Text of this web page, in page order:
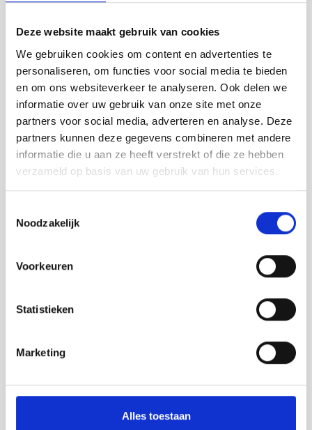
Deze website maakt gebruik van cookies
We gebruiken cookies om content en advertenties te
personaliseren, om functies voor social media te bieden
en om ons websiteverkeer te analyseren. Ook delen we
informatie over uw gebruik van onze site met onze
partners voor social media, adverteren en analyse. Deze
partners kunnen deze gegevens combineren met andere
informatie die u aan ze heeft verstrekt of die ze hebben
verzameld op basis van uw gebruik van hun services.
Noodzakelijk
Voorkeuren
Statistieken
Marketing
Alles toestaan
Het geeft rust
Dat was een hele klus. “Oei, dacht ik”, zegt Nathalie. En
Rody: “Het was veel werk. Maar wel waardevol omdat
deze periode ons vooral veel inzicht gaf in ons bedrijf. Als
je al tien jaar een bedrijf hebt, heb je al veel meer in kaart
gebracht. We moesten onze procedures, doelstellingen,
visie en strategie samen met Arie en Peta uitwerken. Dat
heeft ons bedrijf echt goed gedaan.” “En het geeft ook
rust, wetende dat we nu alles op een rijtje hebben”, vult
Nathalie aan. Er komt veel kijken als je een
Ruimte om te ondernemen
In het rijtje van Rody en Nathalie staat ook ‘ruimte voor
eigen creativiteit’. “Dat misten we zelf als franchisenemer
en voelden ons meer medewerker dan ondernemer.
Daarom vinden we het belangrijk om onze
Bijvoorbeeld door ze een eigen ‘broodje van de maand’ te
Eerste drie al van start!
Terwijl Rody en Nathalie zelf nog bezig waren met de